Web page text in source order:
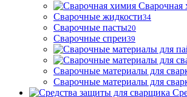
Сварочная
Сварочные жидкости34
Сварочные пасты20
Сварочные спреи39
Сварочные материалы для
Сварочные материалы для